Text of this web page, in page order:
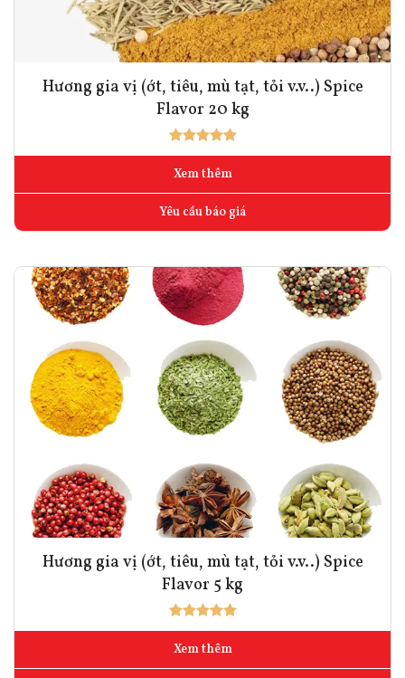
Hương gia vị (ớt, tiêu, mù tạt, tỏi v.v..) Spice
Flavor 20 kg
Xem thêm
Yêu cầu báo giá
Hương gia vị (ớt, tiêu, mù tạt, tỏi v.v..) Spice
Flavor 5 kg
Xem thêm